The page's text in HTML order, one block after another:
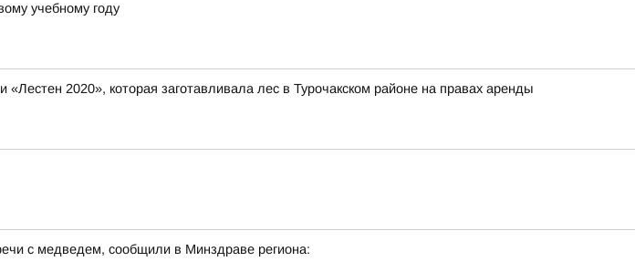
учебному году
2020», которая заготавливала лес в Турочакском районе на правах аренды
с медведем, сообщили в Минздраве региона: